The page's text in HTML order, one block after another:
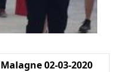
Malagne 02-03-2020